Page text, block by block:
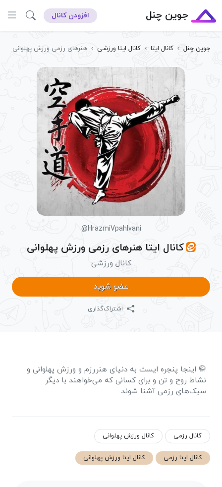
جوین چنل افزودن کانال
جوین چنل › کانال ایتا › کانال ایتا ورزشی › هنرهای رزمی ورزش پهلوانی
@HrazmiVpahlvani
کانال ایتا هنرهای رزمی ورزش پهلوانی
کانال ورزشی
عضو شوید
اشتراک‌گذاری
🥋 اینجا پنجره ایست به دنیای هنررزم و ورزش پهلوانی و
نشاط روح و تن و برای کسانی که می‌خواهند با دیگر
سبک‌های رزمی آشنا شوند.
کانال رزمی کانال ورزش پهلوانی
کانال ایتا رزمی کانال ایتا ورزش پهلوانی